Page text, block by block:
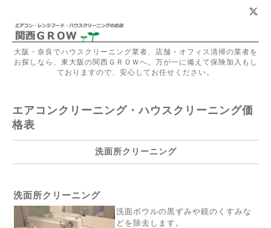
大阪・奈良でハウスクリーニング業者、店舗・オフィス清掃の業者を
お探しなら、東大阪の関西ＧＲＯＷへ。万が一に備えて保険加入もし
ておりますので、安心してお任せください。
エアコンクリーニング・ハウスクリーニング価
格表
洗面所クリーニング
洗面所クリーニング
洗面ボウルの黒ずみや鏡のくすみな
どを除去します。